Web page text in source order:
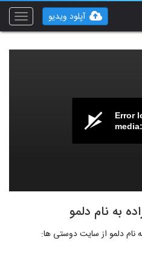
Toggle
آپلود ویدیو
Error
media:
به نام دلمو
نام دلمو از سایت دوستی ها: